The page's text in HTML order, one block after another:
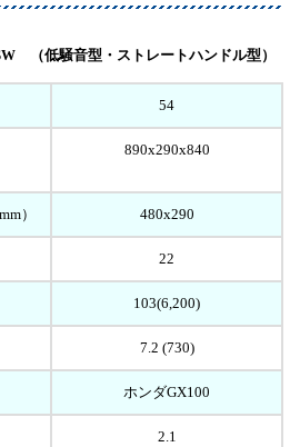
騒音型・ストレートハンドル型）
54
890x290x840
） 480x290
22
103(6,200)
7.2 (730)
ホンダGX100
2.1